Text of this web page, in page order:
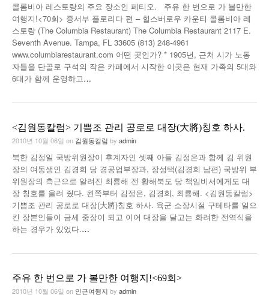
콜롬비아 레스토랑의 주요 장소인 페티오. 주유 한 번으로 가 볼만한
여행지!<70회> 중서부 플로리다 편 – 힐스버로우 카운티 콜롬비아 레
스토랑 (The Columbia Restaurant) The Columbia Restaurant 2117 E.
Seventh Avenue. Tampa, FL 33605 (813) 248-4961
www.columbiarestaurant.com 어떤 곳인가? * 1905년, 근처 시가 노동
자들을 단골로 구석의 작은 카페에서 시작한 이곳은 현재 가족의 5대와
6대가 함께 운영하고…
<김원동칼럼> 기쁨조 관리 공로로 대장(大將)칭호 하사.
2010년 10월 06일 on 김원동칼럼 by admin
북한 김정일 국방위원장이 후계자인 셋째 아들 김정은과 함께 김 위원
장의 여동생인 김경희 당 경공업부장과, 장성택(김경희 남편) 국방위 부
위원장의 측근으로 알려진 최룡해 전 황해북도 당 책임비서에게도 대
장 칭호를 올려 줬다. 왼쪽부터 김정은, 김경희, 최룡해. <김원동칼럼>
기쁨조 관리 공로로 대장(大將)칭호 하사. 육군 소장시절 구테타를 일으
킨 장본인들이 금세 중장이 되고 이어 대장을 달고는 화려한 전역식을
하는 경우가 있었다.…
주유 한 번으로 가 볼만한 여행지!<69회>
2010년 10월 06일 on 인근여행지 by admin